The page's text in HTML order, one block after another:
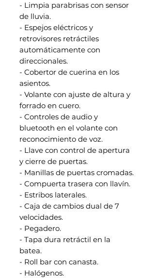
- Limpia parabrisas con sensor
de lluvia.
- Espejos eléctricos y
retrovisores retráctiles
automáticamente con
direccionales.
- Cobertor de cuerina en los
asientos.
- Volante con ajuste de altura y
forrado en cuero.
- Controles de audio y
bluetooth en el volante con
reconocimiento de voz.
- Llave con control de apertura
y cierre de puertas.
- Manillas de puertas cromadas.
- Compuerta trasera con llavín.
- Estribos laterales.
- Caja de cambios dual de 7
velocidades.
- Pegadero.
- Tapa dura retráctil en la
batea.
- Roll bar con canasta.
- Halógenos.